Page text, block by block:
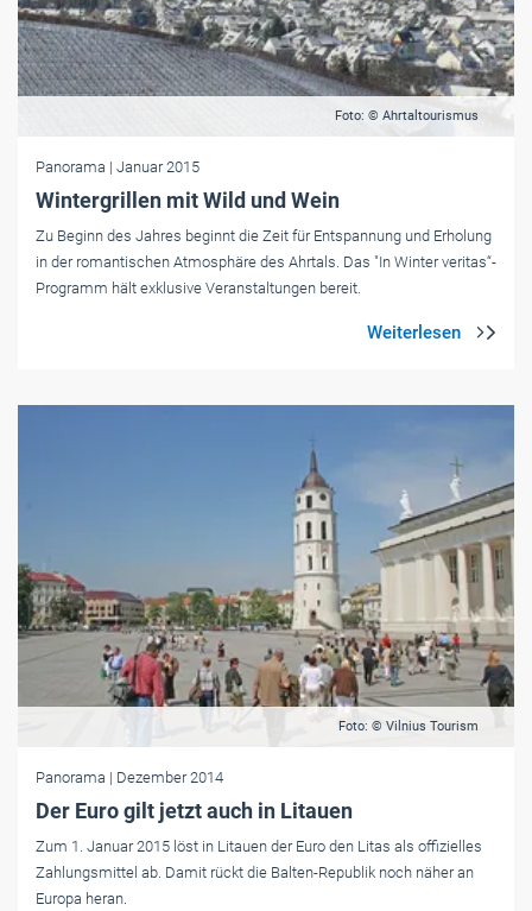
Foto: © Ahrtaltourismus
Panorama | Januar 2015
Wintergrillen mit Wild und Wein
Zu Beginn des Jahres beginnt die Zeit für Entspannung und Erholung
in der romantischen Atmosphäre des Ahrtals. Das "In Winter veritas“-
Programm hält exklusive Veranstaltungen bereit.
Foto: © Vilnius Tourism
Panorama | Dezember 2014
Der Euro gilt jetzt auch in Litauen
Zum 1. Januar 2015 löst in Litauen der Euro den Litas als offizielles
Zahlungsmittel ab. Damit rückt die Balten-Republik noch näher an
Europa heran.